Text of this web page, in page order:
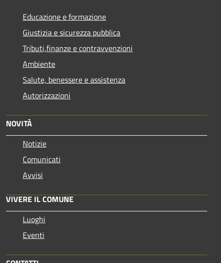
Educazione e formazione
Giustizia e sicurezza pubblica
Tributi,finanze e contravvenzioni
Ambiente
Salute, benessere e assistenza
Autorizzazioni
NOVITÀ
Notizie
Comunicati
Avvisi
VIVERE IL COMUNE
Luoghi
Eventi